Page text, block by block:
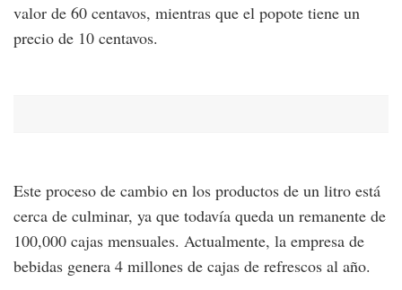
valor de 60 centavos, mientras que el popote tiene un
precio de 10 centavos.
Este proceso de cambio en los productos de un litro está
cerca de culminar, ya que todavía queda un remanente de
100,000 cajas mensuales. Actualmente, la empresa de
bebidas genera 4 millones de cajas de refrescos al año.